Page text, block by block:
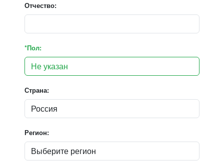
Отчество:
*Пол:
Страна:
Регион: